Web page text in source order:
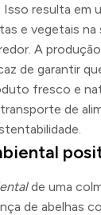
Isso resulta em
e vegetais na
A
de garantir
fresco e
de
de uma
de abelhas